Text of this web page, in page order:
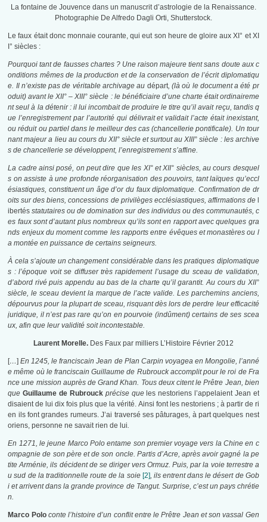
La fontaine de Jouvence dans un manuscrit d’astrologie de la Renaissance.
Photographie De Alfredo Dagli Orti, Shutterstock.
Le faux était donc monnaie courante, qui eut son heure de gloire aux XI° et XI
I° siècles :
Pourquoi tant de fausses chartes ? Une raison majeure tient sans doute aux c
onditions mêmes de la production et de la conservation de l’écrit diplomatiqu
e. Il n’existe pas de véritable archivage au départ, (là où le document a été pr
oduit) avant le XII° – XIII° siècle : le bénéficiaire d’une charte était ordinaireme
nt seul à la détenir : il lui incombait de produire le titre qu’il avait reçu, tandis q
ue l’enregistrement par l’autorité qui délivrait et validait l’acte était inexistant,
ou réduit ou partiel dans le meilleur des cas (chancellerie pontificale). Un tour
nant majeur a lieu au cours du XII° siècle et surtout au XIII° siècle : les archive
s de chancellerie se développent, l’enregistrement s’affine.
La cadre ainsi posé, on peut dire que les XI° et XII° siècles, au cours desquel
s on assiste à une profonde réorganisation des pouvoirs, tant laïques qu’eccl
ésiastiques, constituent un âge d’or du faux diplomatique. Confirmation de dr
oits sur des biens, concessions de privilèges ecclésiastiques, affirmations de
ibertés statutaires ou de domination sur des individus ou des communautés, c
es faux sont d’autant plus nombreux qu’ils sont en rapport avec quelques gra
nds enjeux du moment comme les rapports entre évêques et monastères ou l
a montée en puissance de certains seigneurs.
À cela s’ajoute un changement considérable dans les pratiques diplomatique
s : l’époque voit se diffuser très rapidement l’usage du sceau de validation,
d’abord rivé puis appendu au bas de la charte qu’il garantit. Au cours du XII°
siècle, le sceau devient la marque de l’acte valide. Les parchemins anciens,
dépourvus pour la plupart de sceau, risquant dès lors de perdre leur efficacité
juridique, il n’est pas rare qu’on en pourvoie (indûment) certains de ses scea
ux, afin que leur validité soit incontestable.
Laurent Morelle. Des Faux par milliers L’Histoire Février 2012
[…] En 1245, le franciscain Jean de Plan Carpin voyagea en Mongolie, l’anné
e même où le franciscain Guillaume de Rubrouck accomplit pour le roi de Fra
nce une mission auprès de Grand Khan. Tous deux citent le Prêtre Jean, bien
queGuillaume de Rubrouckprécise que les nestoriens l’appelaient Jean et
disaient de lui dix fois plus que la vérité. Ainsi font les nestoriens ; à partir de ri
en ils font grandes rumeurs. J’ai traversé ses pâturages, à part quelques nest
oriens, personne ne savait rien de lui.
En 1271, le jeune Marco Polo entame son premier voyage vers la Chine en c
ompagnie de son père et de son oncle. Partis d’Acre, après avoir gagné la pe
tite Arménie, ils décident de se diriger vers Ormuz. Puis, par la voie terrestre a
u sud de la traditionnelle route de la soie [2], ils entrent dans le désert de Gob
i et arrivent dans la grande province de Tangut. Surprise, c’est un pays chrétie
n.
Marco Poloconte l’histoire d’un conflit entre le Prêtre Jean et son vassal Gen